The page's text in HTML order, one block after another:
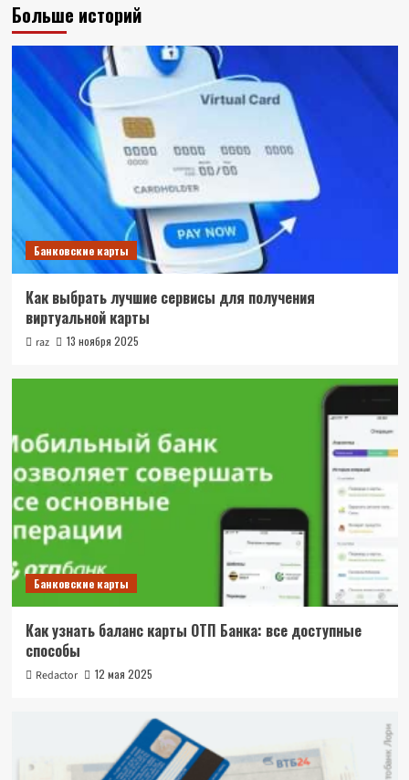
Больше историй
Банковские карты
Как выбрать лучшие сервисы для получения
виртуальной карты
raz 13 ноября 2025
Банковские карты
Как узнать баланс карты ОТП Банка: все доступные
способы
Redactor 12 мая 2025